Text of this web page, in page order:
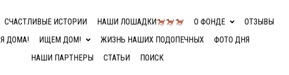
СЧАСТЛИВЫЕ ИСТОРИИ НАШИ ЛОШАДКИ О ФОНДЕ
ОТЗЫВЫ
Я ДОМА! ИЩЕМ ДОМ! ЖИЗНЬ НАШИХ ПОДОПЕЧНЫХ
ФОТО ДНЯ
НАШИ ПАРТНЕРЫ
СТАТЬИ ПОИСК